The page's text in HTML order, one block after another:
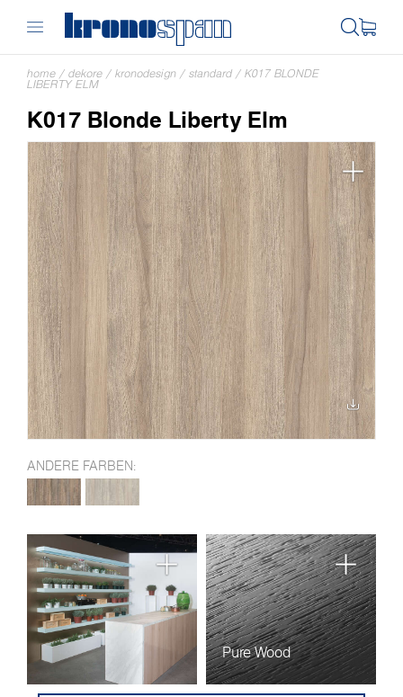
home / dekore / kronodesign / standard / K017 BLONDE
LIBERTY ELM
K017 Blonde Liberty Elm
ANDERE FARBEN:
Pure Wood